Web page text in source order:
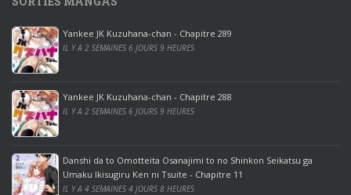
0
p
r
o
o
ff
i
c
e
2
0
Yankee JK Kuzuhana-chan - Chapitre 289
IL Y A 2 SEMAINES 6 JOURS 9 HEURES
Yankee JK Kuzuhana-chan - Chapitre 288
IL Y A 2 SEMAINES 6 JOURS 9 HEURES
Danshi da to Omotteita Osanajimi to no Shinkon Seikatsu ga
Umaku Ikisugiru Ken ni Tsuite - Chapitre 11
IL Y A 4 SEMAINES 4 JOURS 8 HEURES